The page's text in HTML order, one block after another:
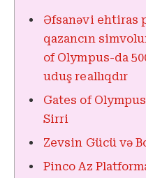
Əfsanəvi ehtiras
qazancın
of Olympus-da
uduş reallıqdır
Gates of
Sirri
Zevsin Gücü və
Pinco Az